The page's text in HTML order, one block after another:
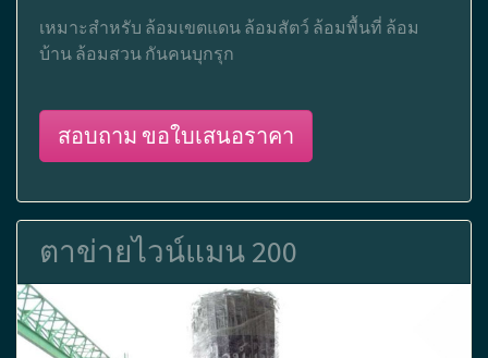
เหมาะสำหรับ ล้อมเขตแดน ล้อมสัตว์ ล้อมพื้นที่ ล้อม
บ้าน ล้อมสวน กันคนบุกรุก
สอบถาม ขอใบเสนอราคา
ตาข่ายไวน์แมน 200